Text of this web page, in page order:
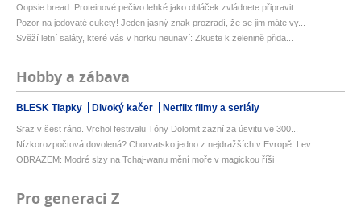
Oopsie bread: Proteinové pečivo lehké jako obláček zvládnete připravit...
Pozor na jedovaté cukety! Jeden jasný znak prozradí, že se jim máte vy...
Svěží letní saláty, které vás v horku neunaví: Zkuste k zelenině přida...
Hobby a zábava
BLESK Tlapky Divoký kačer Netflix filmy a seriály
Sraz v šest ráno. Vrchol festivalu Tóny Dolomit zazní za úsvitu ve 300...
Nízkorozpočtová dovolená? Chorvatsko jedno z nejdražších v Evropě! Lev...
OBRAZEM: Modré slzy na Tchaj-wanu mění moře v magickou říši
Pro generaci Z